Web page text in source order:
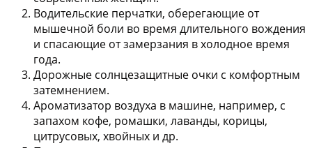
Водительские перчатки, оберегающие от
мышечной боли во время длительного вождения
и спасающие от замерзания в холодное время
года.
Дорожные солнцезащитные очки с комфортным
затемнением.
Ароматизатор воздуха в машине, например, с
запахом кофе, ромашки, лаванды, корицы,
цитрусовых, хвойных и др.